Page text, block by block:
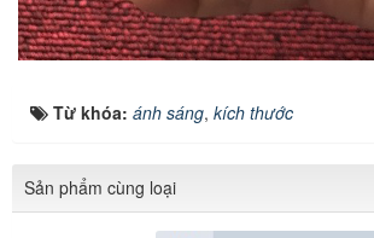
Từ khóa: ánh sáng, kích thước
Sản phẩm cùng loại